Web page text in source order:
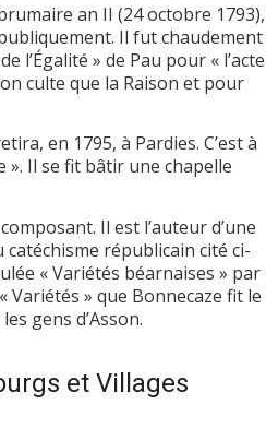
an II (24 octobre 1793),
Il fut chaudement
l’Égalité » de Pau pour « l’acte
culte que la Raison et pour
en 1795, à Pardies. C’est à
». Il se fit bâtir une chapelle
Il est l’auteur d’une
républicain cité ci-
« Variétés béarnaises » par
Variétés » que Bonnecaze fit le
gens d’Asson.
et Villages